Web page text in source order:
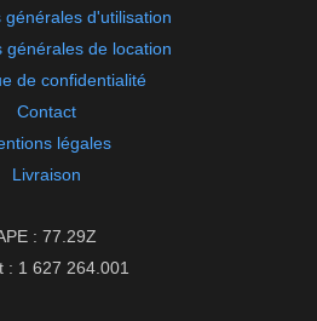
générales d'utilisation
générales de location
de confidentialité
Contact
légales
Livraison
: 77.29Z
: 1 627 264.001